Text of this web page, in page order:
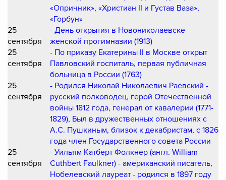
«Опричник», «Христиан II и Густав Ваза»,
«Горбун»
25
сентября
- День открытия в Новониколаевске
женской прогимназии (1913)
25
сентября
- По приказу Екатерины II в Москве открыт
Павловский госпиталь, первая публичная
больница в России (1763)
25
сентября
- Родился Николай Николаевич Раевский -
русский полководец, герой Отечественной
войны 1812 года, генерал от кавалерии (1771-
1829), Был в дружественных отношениях с
А.С. Пушкиным, близок к декабристам, с 1826
года член Государственного совета России
25
сентября
- Уильям Катберт Фолкнер (англ. William
Cuthbert Faulkner) - американский писатель,
Нобелевский лауреат - родился в 1897 году